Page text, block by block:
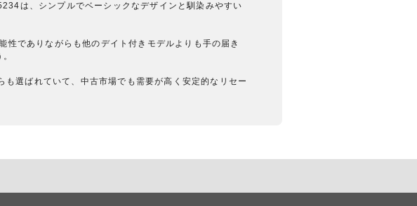
は、シンプルでベーシックなデザインと馴染みやすい
でありながらも他のデイト付きモデルよりも手の届き
選ばれていて、中古市場でも需要が高く安定的なリセー